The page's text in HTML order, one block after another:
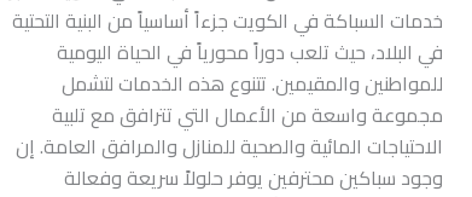
خدمات السباكة في الكويت جزءاً أساسياً من البنية التحتية
في البلاد، حيث تلعب دوراً محورياً في الحياة اليومية
للمواطنين والمقيمين. تتنوع هذه الخدمات لتشمل
مجموعة واسعة من الأعمال التي تترافق مع تلبية
الاحتياجات المائية والصحية للمنازل والمرافق العامة. إن
وجود سباكين محترفين يوفر حلولاً سريعة وفعالة